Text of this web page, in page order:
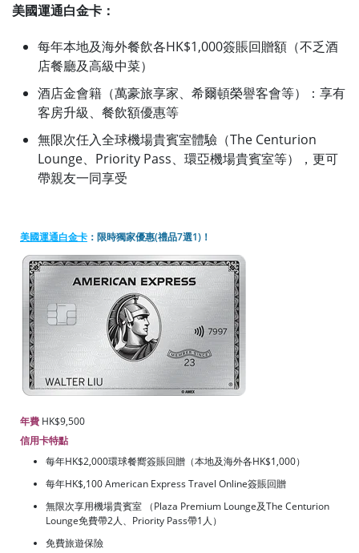
美國運通白金卡：
每年本地及海外餐飲各HK$1,000簽賬回贈額（不乏酒
店餐廳及高級中菜）
酒店金會籍（萬豪旅享家、希爾頓榮譽客會等）：享有
客房升級、餐飲額優惠等
無限次任入全球機場貴賓室體驗（The Centurion
Lounge、Priority Pass、環亞機場貴賓室等），更可
帶親友一同享受
美國運通白金卡 ：限時獨家優惠(禮品7選1)！
年費 HK$9,500
信用卡特點
每年HK$2,000環球餐嚮簽賬回贈（本地及海外各HK$1,000）
每年HK$,100 American Express Travel Online簽賬回贈
無限次享用機場貴賓室 （Plaza Premium Lounge及The Centurion
Lounge免費帶2人、Priority Pass帶1人）
免費旅遊保險